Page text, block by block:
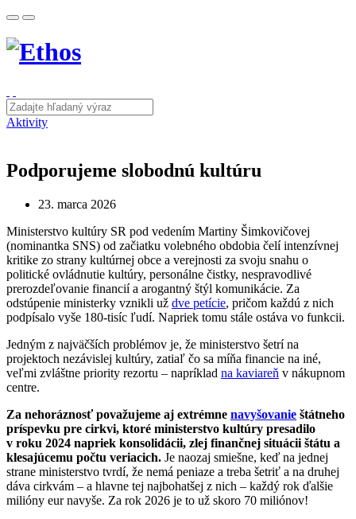
Aktivity
Podporujeme slobodnú kultúru
23. marca 2026
Ministerstvo kultúry SR pod vedením Martiny Šimkovičovej
(nominantka SNS) od začiatku volebného obdobia čelí intenzívnej
kritike zo strany kultúrnej obce a verejnosti za svoju snahu o
politické ovládnutie kultúry, personálne čistky, nespravodlivé
prerozdeľovanie financií a arogantný štýl komunikácie. Za
odstúpenie ministerky vznikli už dve petície, pričom každú z nich
podpísalo vyše 180-tisíc ľudí. Napriek tomu stále ostáva vo funkcii.
Jedným z najväčších problémov je, že ministerstvo šetrí na
projektoch nezávislej kultúry, zatiaľ čo sa míňa financie na iné,
veľmi zvláštne priority rezortu – napríklad na kaviareň v nákupnom
centre.
Za nehoráznosť považujeme aj extrémne navyšovanie štátneho
príspevku pre cirkvi, ktoré ministerstvo kultúry presadilo
v roku 2024 napriek konsolidácii, zlej finančnej situácii štátu a
klesajúcemu počtu veriacich. Je naozaj smiešne, keď na jednej
strane ministerstvo tvrdí, že nemá peniaze a treba šetriť a na druhej
dáva cirkvám – a hlavne tej najbohatšej z nich – každý rok ďalšie
milióny eur navyše. Za rok 2026 je to už skoro 70 miliónov!